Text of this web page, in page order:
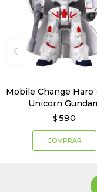
Mobile Change Haro
Unicorn
$ 590